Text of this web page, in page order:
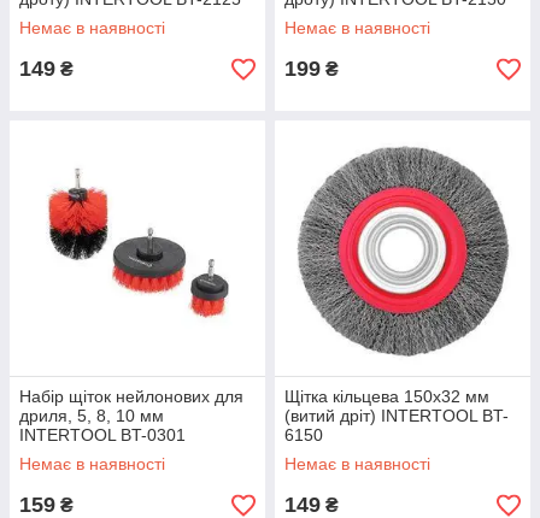
Немає в наявності
149 ₴
Немає в наявності
199 ₴
Набір щіток нейлонових для
дриля, 5, 8, 10 мм
INTERTOOL BT-0301
Немає в наявності
159 ₴
Щітка кільцева 150х32 мм
(витий дріт) INTERTOOL BT-
6150
Немає в наявності
149 ₴